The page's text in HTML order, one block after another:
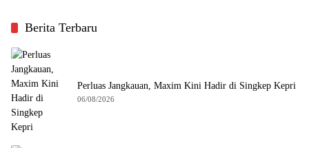
Berita Terbaru
Perluas Jangkauan, Maxim Kini Hadir di Singkep Kepri
06/08/2026